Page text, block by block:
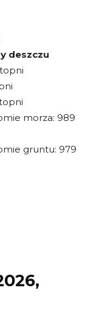
deszczu
morza: 989
gruntu: 979